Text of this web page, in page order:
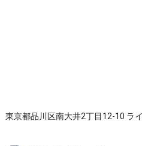
東京都品川区南大井2丁目12-10 ラ